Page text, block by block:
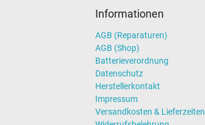
Informationen
AGB (Reparaturen)
AGB (Shop)
Batterieverordnung
Datenschutz
Herstellerkontakt
Impressum
Versandkosten & Lieferzeiten